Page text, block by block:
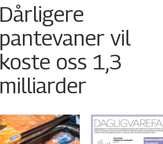
Dårligere
pantevaner vil
koste oss 1,3
milliarder